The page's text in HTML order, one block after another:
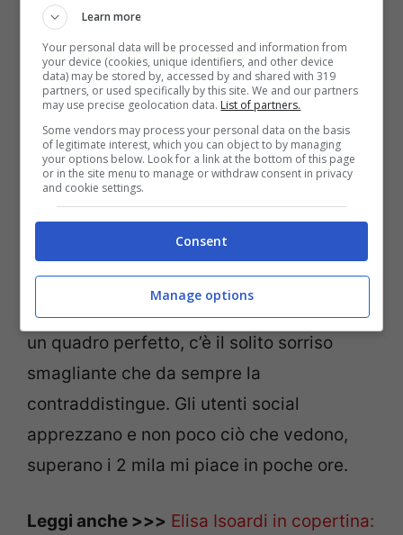
L’ultimo post pubblicato questa mattina è
davvero da capogiro. La Marconi posa
seduta in terra, con una giacca ed un
pantalone entrambileopardati.A
prendersi il ruolo da protagonista però è il
décolleté,messo in risalto dalla giacca
aperta, che fatica a contenerlo. A chiudere
un quadro perfetto, c’è il solito sorriso
smagliante che da sempre la
contraddistingue. Gli utenti social
apprezzano e non poco ciò che vedono,
superano i 2 mila mi piace in poche ore.
Leggi anche >>> Elisa Isoardi in copertina:
Learn more
Your personal data will be processed and information from
your device (cookies, unique identifiers, and other device
data) may be stored by, accessed by and shared with 319
partners, or used specifically by this site. We and our partners
may use precise geolocation data. List of partners.
Some vendors may process your personal data on the basis
of legitimate interest, which you can object to by managing
your options below. Look for a link at the bottom of this page
or in the site menu to manage or withdraw consent in privacy
and cookie settings.
Consent
Manage options